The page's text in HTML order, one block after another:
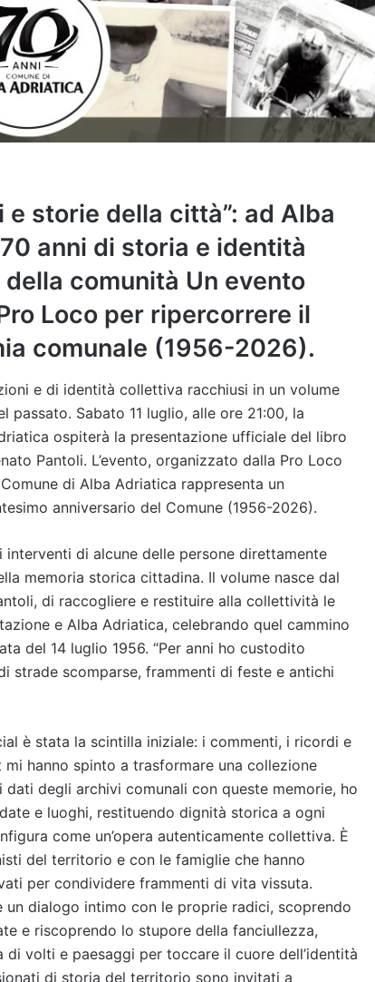
storie della città”: ad Alba
anni di storia e identità
comunità Un evento
Loco per ripercorrere il
comunale (1956-2026).
e di identità collettiva racchiusi in un volume
Sabato 11 luglio, alle ore 21:00, la
ospiterà la presentazione ufficiale del libro
Pantoli. L’evento, organizzato dalla Pro Loco
di Alba Adriatica rappresenta un
anniversario del Comune (1956-2026).
interventi di alcune delle persone direttamente
memoria storica cittadina. Il volume nasce dal
di raccogliere e restituire alla collettività le
e Alba Adriatica, celebrando quel cammino
del 14 luglio 1956. “Per anni ho custodito
strade scomparse, frammenti di feste e antichi
è stata la scintilla iniziale: i commenti, i ricordi e
hanno spinto a trasformare una collezione
degli archivi comunali con queste memorie, ho
e luoghi, restituendo dignità storica a ogni
come un’opera autenticamente collettiva. È
del territorio e con le famiglie che hanno
per condividere frammenti di vita vissuta.
dialogo intimo con le proprie radici, scoprendo
e riscoprendo lo stupore della fanciullezza,
volti e paesaggi per toccare il cuore dell’identità
di storia del territorio sono invitati a